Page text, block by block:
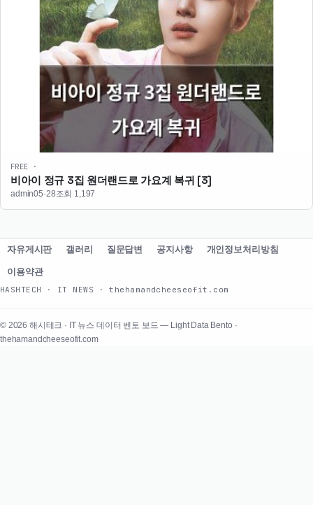
FREE ·
비아이 정규 3집 원더랜드로 가요계 복귀 [3]
admin05·28조회 1,197
자유게시판 갤러리 질문답변 공지사항
개인정보처리방침
이용약관
HASHTECH · IT NEWS · thehamandcheeseofit.com
© 2026 해시테크 · IT 뉴스 데이터 벤토 보드 — Light Data Bento ·
thehamandcheeseofit.com